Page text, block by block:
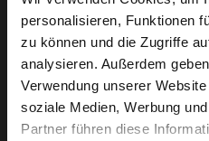
personalisieren, Funktionen
zu können und die Zugriffe
analysieren. Außerdem
Verwendung unserer
soziale Medien, Werbung
Partner führen diese